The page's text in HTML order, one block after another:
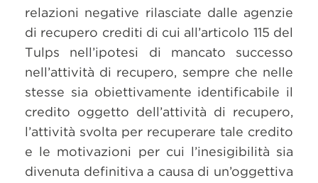
relazioni negative rilasciate dalle agenzie
di recupero crediti di cui all’articolo 115 del
Tulps nell’ipotesi di mancato successo
nell’attività di recupero, sempre che nelle
stesse sia obiettivamente identificabile il
credito oggetto dell’attività di recupero,
l’attività svolta per recuperare tale credito
e le motivazioni per cui l’inesigibilità sia
divenuta definitiva a causa di un’oggettiva